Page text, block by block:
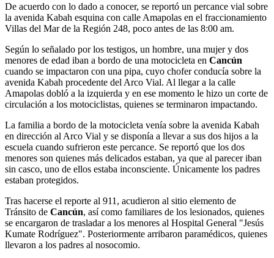
De acuerdo con lo dado a conocer, se reportó un percance vial sobre
la avenida Kabah esquina con calle Amapolas en el fraccionamiento
Villas del Mar de la Región 248, poco antes de las 8:00 am.
Según lo señalado por los testigos, un hombre, una mujer y dos
menores de edad iban a bordo de una motocicleta en Cancún
cuando se impactaron con una pipa, cuyo chofer conducía sobre la
avenida Kabah procedente del Arco Vial. Al llegar a la calle
Amapolas dobló a la izquierda y en ese momento le hizo un corte de
circulación a los motociclistas, quienes se terminaron impactando.
La familia a bordo de la motocicleta venía sobre la avenida Kabah
en dirección al Arco Vial y se disponía a llevar a sus dos hijos a la
escuela cuando sufrieron este percance. Se reportó que los dos
menores son quienes más delicados estaban, ya que al parecer iban
sin casco, uno de ellos estaba inconsciente. Únicamente los padres
estaban protegidos.
Tras hacerse el reporte al 911, acudieron al sitio elemento de
Tránsito de Cancún, así como familiares de los lesionados, quienes
se encargaron de trasladar a los menores al Hospital General "Jesús
Kumate Rodríguez". Posteriormente arribaron paramédicos, quienes
llevaron a los padres al nosocomio.